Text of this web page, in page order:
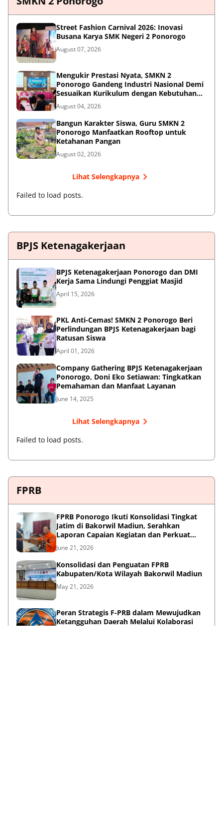
Street Fashion Carnival 2026: Inovasi
Busana Karya SMK Negeri 2 Ponorogo
August 07, 2026
Mengukir Prestasi Nyata, SMKN 2
Ponorogo Gandeng Industri Nasional Demi
Sesuaikan Kurikulum dengan Kebutuhan
Dunia Kerja
August 04, 2026
Bangun Karakter Siswa, Guru SMKN 2
Ponorogo Manfaatkan Rooftop untuk
Ketahanan Pangan
August 02, 2026
Lihat Selengkapnya
Failed to load posts.
BPJS Ketenagakerjaan
BPJS Ketenagakerjaan Ponorogo dan DMI
Kerja Sama Lindungi Penggiat Masjid
April 15, 2026
PKL Anti-Cemas! SMKN 2 Ponorogo Beri
Perlindungan BPJS Ketenagakerjaan bagi
Ratusan Siswa
April 01, 2026
Company Gathering BPJS Ketenagakerjaan
Ponorogo, Doni Eko Setiawan: Tingkatkan
Pemahaman dan Manfaat Layanan
June 14, 2025
Lihat Selengkapnya
Failed to load posts.
FPRB
FPRB Ponorogo Ikuti Konsolidasi Tingkat
Jatim di Bakorwil Madiun, Serahkan
Laporan Capaian Kegiatan dan Perkuat
Sinergi Pentahelix
June 21, 2026
Konsolidasi dan Penguatan FPRB
Kabupaten/Kota Wilayah Bakorwil Madiun
May 21, 2026
Peran Strategis F-PRB dalam Mewujudkan
Ketangguhan Daerah Melalui Kolaborasi